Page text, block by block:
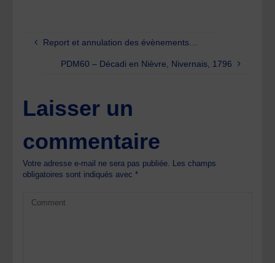
Report et annulation des évènements…
PDM60 – Décadi en Nièvre, Nivernais, 1796
Laisser un
commentaire
Votre adresse e-mail ne sera pas publiée. Les champs
obligatoires sont indiqués avec*